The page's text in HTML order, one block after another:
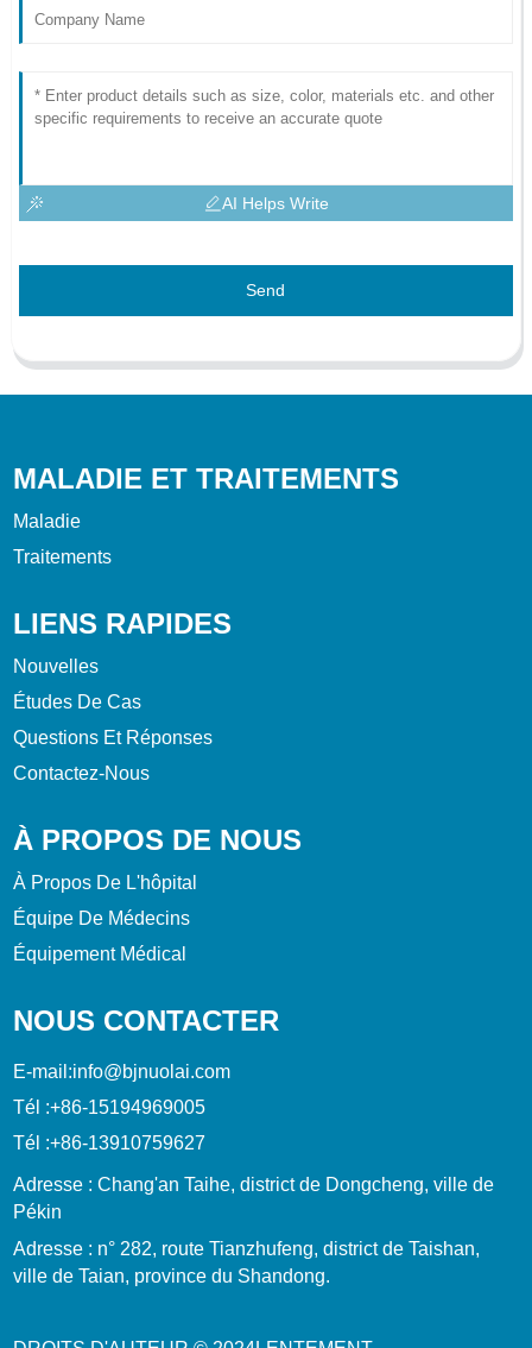
AI Helps Write
Send
MALADIE ET TRAITEMENTS
Maladie
Traitements
LIENS RAPIDES
Nouvelles
Études De Cas
Questions Et Réponses
Contactez-Nous
À PROPOS DE NOUS
À Propos De L'hôpital
Équipe De Médecins
Équipement Médical
NOUS CONTACTER
E-mail:info@bjnuolai.com
Tél :+86-15194969005
Tél :+86-13910759627
Adresse : Chang'an Taihe, district de Dongcheng, ville de
Pékin
Adresse : n° 282, route Tianzhufeng, district de Taishan,
ville de Taian, province du Shandong.